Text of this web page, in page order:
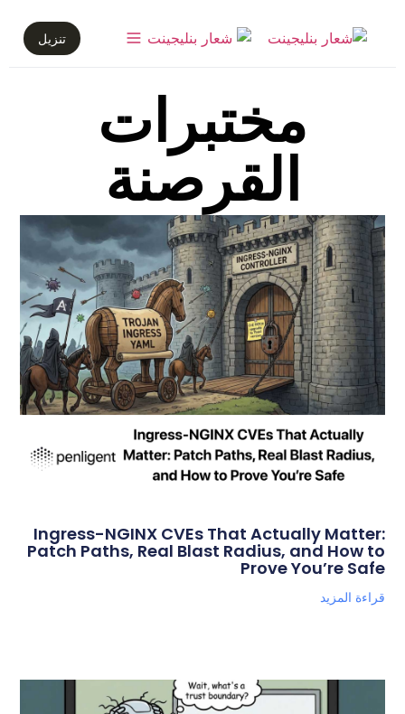
تنزيل
مختبرات
القرصنة
Ingress-NGINX CVEs That Actually Matter:
Patch Paths, Real Blast Radius, and How to
Prove You’re Safe
قراءة المزيد